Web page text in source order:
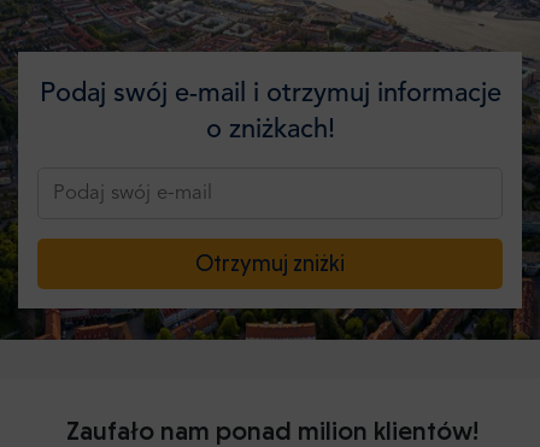
Podaj swój e-mail i otrzymuj informacje
o zniżkach!
Otrzymuj zniżki
Zaufało nam ponad milion klientów!